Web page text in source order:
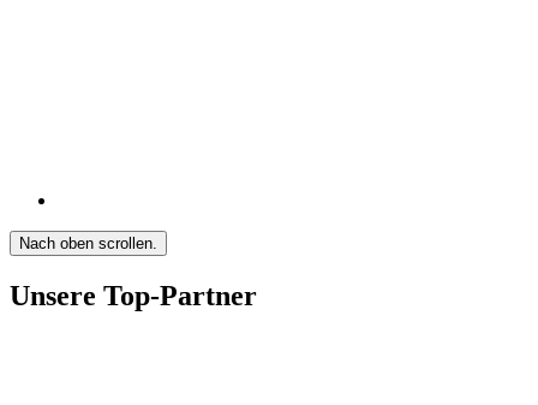
Nach oben scrollen.
Unsere Top-Partner